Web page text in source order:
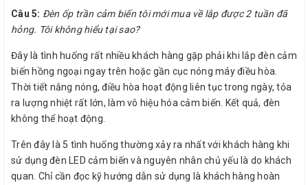
Câu 5: Đèn ốp trần cảm biến tôi mới mua về lắp được 2 tuần đã
hỏng. Tôi không hiểu tại sao?
Đây là tình huống rất nhiều khách hàng gặp phải khi lắp đèn cảm
biến hồng ngoại ngay trên hoặc gần cục nóng máy điều hòa.
Thời tiết nắng nóng, điều hòa hoạt động liên tục trong ngày, tỏa
ra lượng nhiệt rất lớn, làm vô hiệu hóa cảm biến. Kết quả, đèn
không thể hoạt động.
Trên đây là 5 tình huống thường xảy ra nhất với khách hàng khi
sử dụng đèn LED cảm biến và nguyên nhân chủ yếu là do khách
quan. Chỉ cần đọc kỹ hướng dẫn sử dụng là khách hàng hoàn